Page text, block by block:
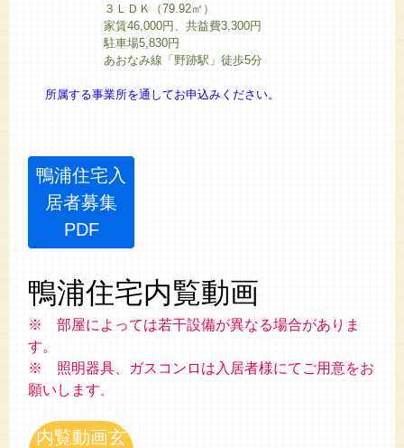
３ＬＤＫ（79.92㎡）
家賃46,000円、共益費3,300円
駐車場5,830円
あおなみ線「野跡駅」徒歩5分
所属する事業所を通してお申込みください。
鴨浦住宅入
居者募集
PDF
鴨浦住宅内覧動画
※ 部屋によっては若干設備が異なる場合がありま
す。
※ 照明器具、ガスコンロは入居者様にてご用意をお
願いします 。
内覧動画玄